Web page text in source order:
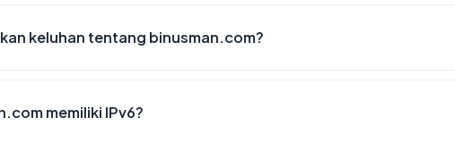
keluhan tentang binusman.com?
memiliki IPv6?